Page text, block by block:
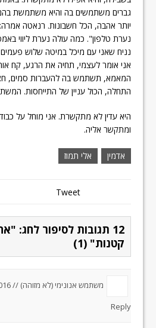
גברים משתמשים בה והיא משתמשת בהם.
יותר אהבה, הכל חשבונות. רנאטה
אני אומר לעצמי, תחיה את הרגע, קח
המאמא, תשתמש בה להעברות סמים, חצי
התחלה, הכול עניין של התייחסות.
היא עדין לא מתקשרת. אני מוחל על
ומתקשר אליה.
אדמין אלי תמוז
Tweet
12 תגובות לסיפור לחג:
קטנות" (1)
משתמש אנונימי (לא מזוהה) //
Reply